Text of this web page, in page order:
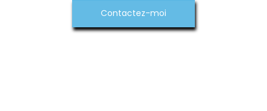
Contactez-moi